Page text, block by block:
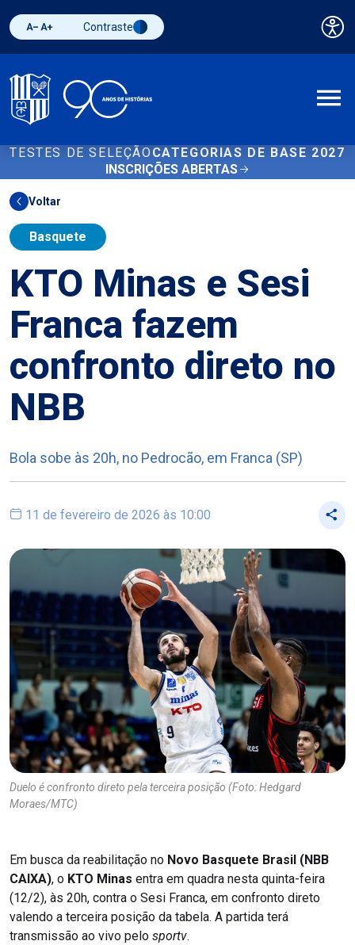
Diminuir fonte
Aumentar fonteAlternar contraste
Contraste
TESTES DE SELEÇÃO CATEGORIAS DE BASE 2027
INSCRIÇÕES ABERTAS
Voltar
Basquete
KTO Minas e Sesi
Franca fazem
confronto direto no
NBB
Bola sobe às 20h, no Pedrocão, em Franca (SP)
11 de fevereiro de 2026 às 10:00
Duelo é confronto direto pela terceira posição (Foto: Hedgard
Moraes/MTC)
Em busca da reabilitação no Novo Basquete Brasil (NBB
CAIXA), o KTO Minas entra em quadra nesta quinta-feira
(12/2), às 20h, contra o Sesi Franca, em confronto direto
valendo a terceira posição da tabela. A partida terá
transmissão ao vivo pelo sportv.